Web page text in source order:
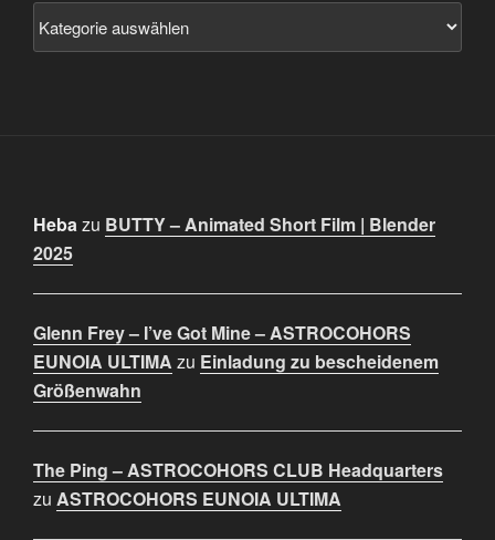
Hebazu BUTTY – Animated Short Film | Blender
2025
Glenn Frey – I’ve Got Mine – ASTROCOHORS
EUNOIA ULTIMA zu Einladung zu bescheidenem
Größenwahn
The Ping – ASTROCOHORS CLUB Headquarters
zu ASTROCOHORS EUNOIA ULTIMA